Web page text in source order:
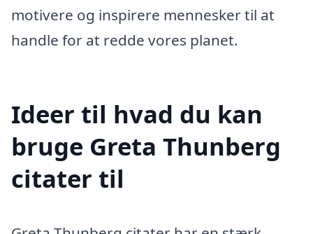
motivere og inspirere mennesker til at
handle for at redde vores planet.
Ideer til hvad du kan
bruge Greta Thunberg
citater til